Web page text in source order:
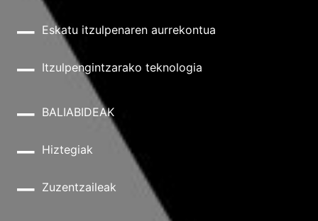
Eskatu itzulpenaren aurrekontua
Itzulpengintzarako teknologia
BALIABIDEAK
Hiztegiak
Zuzentzaileak